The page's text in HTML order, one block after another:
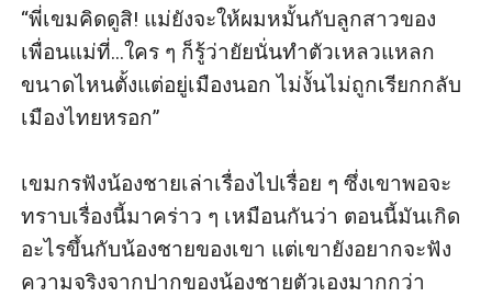
วิลาสินีพยายามขัดขืนพร้อมกับทวงสัญญาทันที
“และก็อย่าลืม...ทําตามข้อตกลงเราด้วย”
‘เพราะแกทําให้ฉันต้องตกอยู่ในสภาพนี้’
“ได้ครับ...แต่ตอนนี้ คุณต้องทํางานของคุณก่อน” พูดจบก็
หวานของคนในอ้อมกอด ซึ่งคราวนี้ดูเหมือนว่าหญิงสาวจะ
มีปฏิกิริยาตอบสนอง
ความต้องการของเขาเร็วขึ้น ทําให้นิวัชถึงกับร้องครวญ
ออกมาด้วย ความสุขใจ
“พี่เขมคิดดูสิ! แม่ยังจะให้ผมหมั้นกับลูกสาวของ
เพื่อนแม่ที่...ใคร ๆ ก็รู้ว่ายัยนั่นทําตัวเหลวแหลก
ขนาดไหนตั้งแต่อยู่เมืองนอก ไม่งั้นไม่ถูกเรียกกลับ
เมืองไทยหรอก”
เขมกรฟังน้องชายเล่าเรื่องไปเรื่อย ๆ ซึ่งเขาพอจะ
ทราบเรื่องนี้มาคร่าว ๆ เหมือนกันว่า ตอนนี้มันเกิด
อะไรขึ้นกับน้องชายของเขา แต่เขายังอยากจะฟัง
ความจริงจากปากของน้องชายตัวเองมากกว่า